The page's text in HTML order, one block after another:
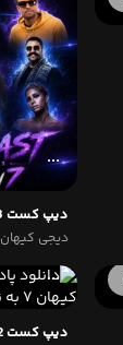
دیپ کست 13
دیجی کیهان ۷
دیپ کست 12